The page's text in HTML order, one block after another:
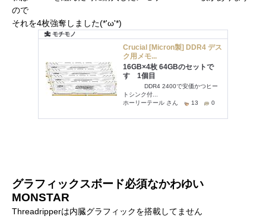
ので
それを4枚強奪しました(*'ω'*)
グラフィックスボード必須なかわゆい
MONSTAR
Threadripperは内臓グラフィックを搭載してません